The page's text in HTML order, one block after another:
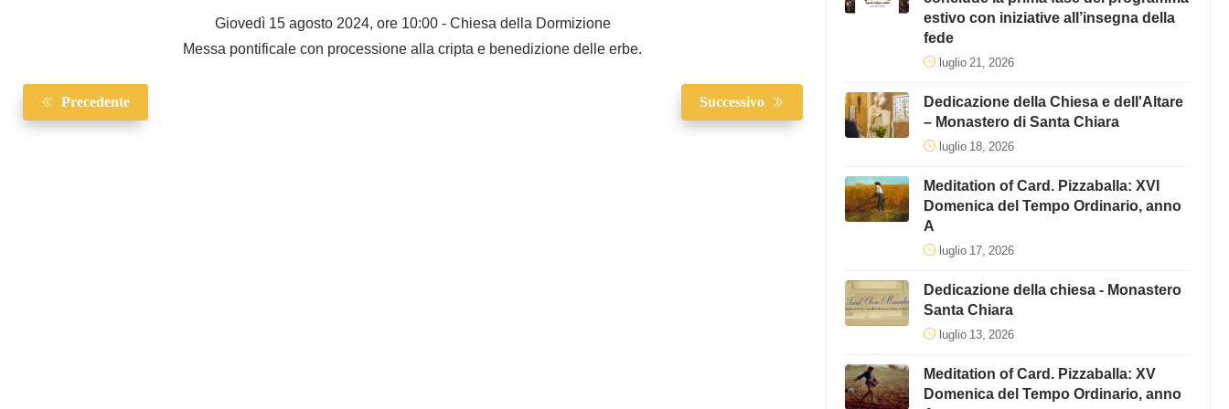
Giovedì 15 agosto 2024, ore 10:00 - Chiesa della Dormizione
Messa pontificale con processione alla cripta e benedizione delle erbe.
Precedente Successivo
estivo con iniziative all’insegna della
fede
luglio 21, 2026
Dedicazione della Chiesa e dell'Altare
– Monastero di Santa Chiara
luglio 18, 2026
Meditation of Card. Pizzaballa: XVI
Domenica del Tempo Ordinario, anno
A
luglio 17, 2026
Dedicazione della chiesa - Monastero
Santa Chiara
luglio 13, 2026
Meditation of Card. Pizzaballa: XV
Domenica del Tempo Ordinario, anno